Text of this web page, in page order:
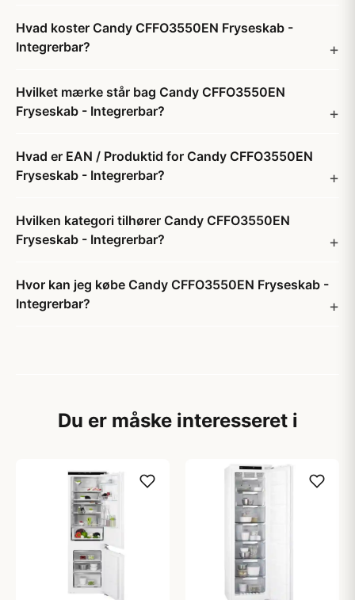
Hvad koster Candy CFFO3550EN Fryseskab -
Integrerbar?
Hvilket mærke står bag Candy CFFO3550EN
Fryseskab - Integrerbar?
Hvad er EAN / Produktid for Candy CFFO3550EN
Fryseskab - Integrerbar?
Hvilken kategori tilhører Candy CFFO3550EN
Fryseskab - Integrerbar?
Hvor kan jeg købe Candy CFFO3550EN Fryseskab -
Integrerbar?
Du er måske interesseret i